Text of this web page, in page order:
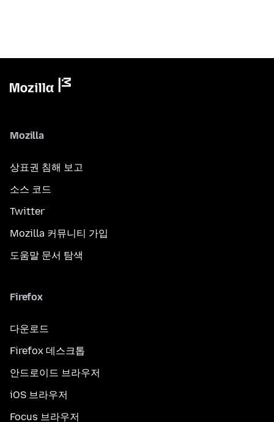
Mozilla
상표권 침해 보고
소스 코드
Twitter
Mozilla 커뮤니티 가입
도움말 문서 탐색
Firefox
다운로드
Firefox 데스크톱
안드로이드 브라우저
iOS 브라우저
Focus 브라우저